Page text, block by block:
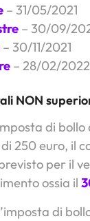
– 31/05/2021
– 30/09/
– 30/11/2021
– 28/02/2022
NON
di
250 euro, il
per il
ossia il
di